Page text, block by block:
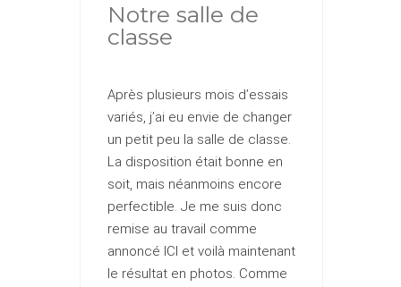
Notre salle de
classe
Après plusieurs mois d’essais
variés, j’ai eu envie de changer
un petit peu la salle de classe.
La disposition était bonne en
soit, mais néanmoins encore
perfectible. Je me suis donc
remise au travail comme
annoncé ICI et voilà maintenant
le résultat en photos. Comme